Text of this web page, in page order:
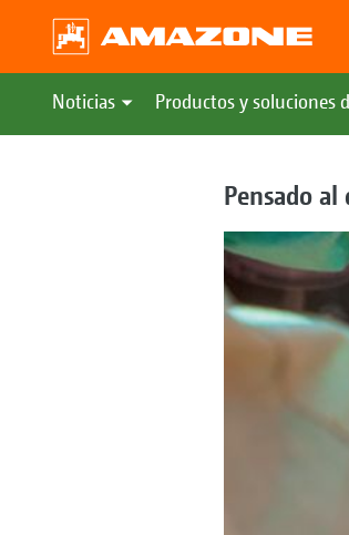
Noticias Productos y soluciones
Pensado al